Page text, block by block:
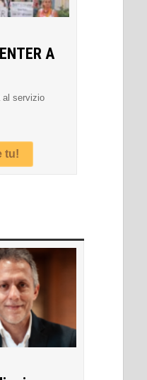
A
al servizio
tu!